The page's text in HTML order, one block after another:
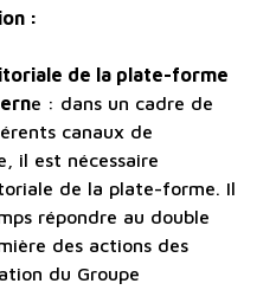
:
de la plate-forme
e : dans un cadre de
canaux de
il est nécessaire
de la plate-forme. Il
répondre au double
des actions des
du Groupe